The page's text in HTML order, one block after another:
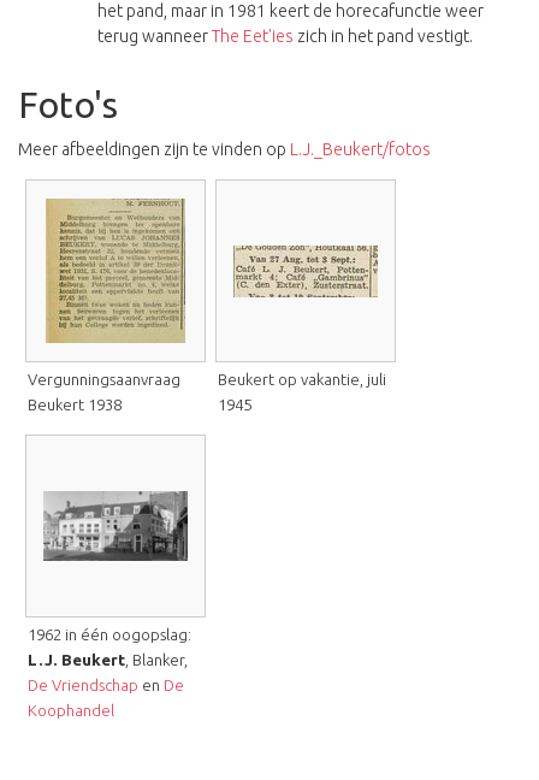
het pand, maar in 1981 keert de horecafunctie weer
terug wanneerThe Eet'ies zich in het pand vestigt.
Foto's
Meer afbeeldingen zijn te vinden op L.J._Beukert/fotos
Vergunningsaanvraag
Beukert 1938
Beukert op vakantie, juli
1945
1962 in één oogopslag:
L.J. Beukert , Blanker,
De Vriendschap en De
Koophandel